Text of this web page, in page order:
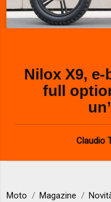
Nilox X9,
full
Claudio
Moto Magazine